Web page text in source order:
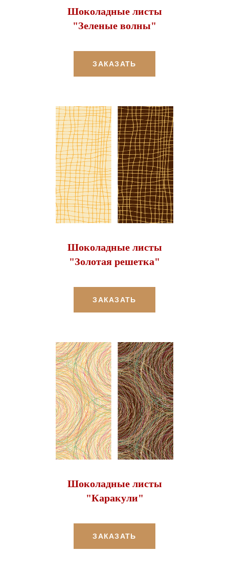
Шоколадные листы
"Зеленые волны"
ЗАКАЗАТЬ
Шоколадные листы
"Золотая решетка"
ЗАКАЗАТЬ
Шоколадные листы
"Каракули"
ЗАКАЗАТЬ